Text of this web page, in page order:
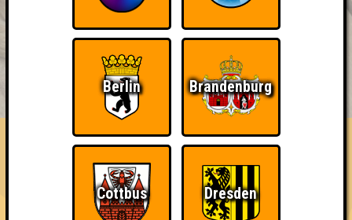
HIGHSCORE RESERVIERUNG
FAQ ÜBER UNS
Meal Deal
Errungenschaften
Berlin Brandenburg
Cottbus Dresden